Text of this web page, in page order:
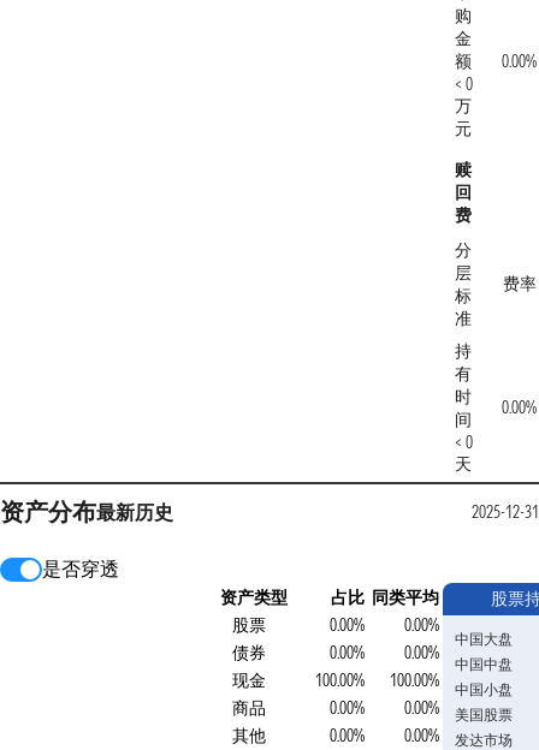
购
金
额
< 0
万
元
0.00%
赎
回
费
分
层
标
准
费率
持
有
时
间
< 0
天
0.00%
资产分布最新历史 2025-12-31
是否穿透
资产类型 占比 同类平均
股票
0.00%
0.00%
债券
0.00%
0.00%
现金
100.00%
100.00%
商品
0.00%
0.00%
其他
0.00% 0.00%
股票
中国大盘
中国中盘
中国小盘
美国股票
发达市场